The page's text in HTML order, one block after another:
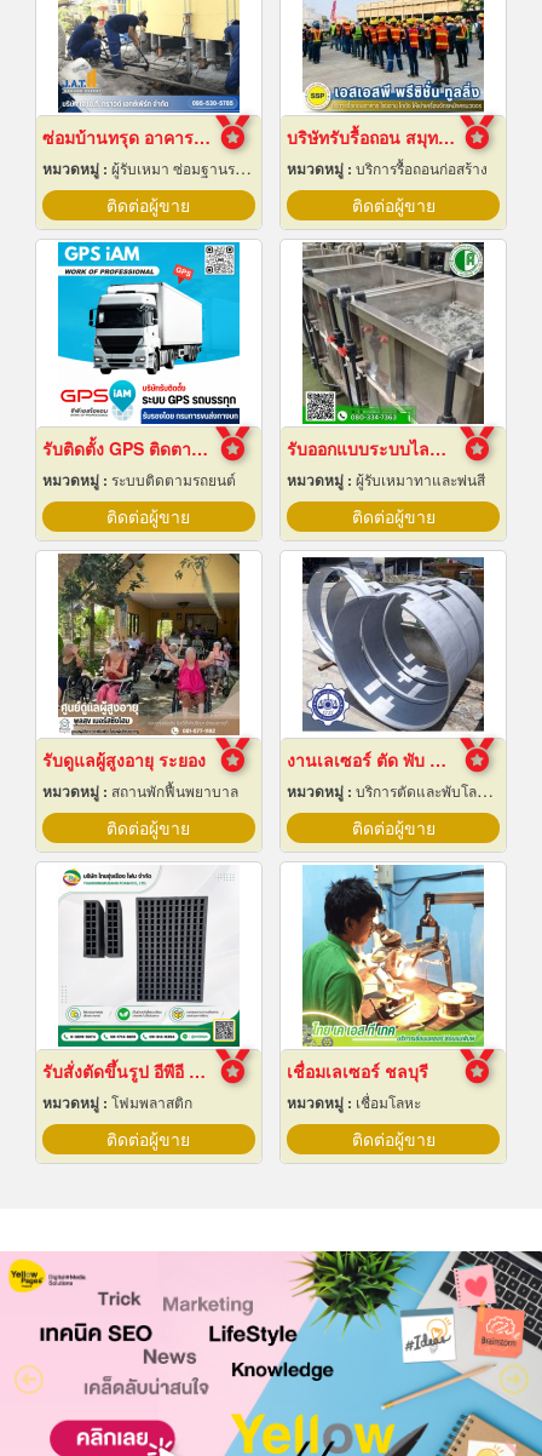
ซ่อมบ้านทรุด อาคารทรุด
หมวดหมู่ : ผู้รับเหมา ซ่อมฐานรากและโครงสร้างก่อสร้าง
ติดต่อผู้ขาย
บริษัทรับรื้อถอน สมุทรปราการ
หมวดหมู่ : บริการรื้อถอนก่อสร้าง
ติดต่อผู้ขาย
รับติดตั้ง GPS ติดตามรถบรรทุก
หมวดหมู่ : ระบบติดตามรถยนต์
ติดต่อผู้ขาย
รับออกแบบระบบไลน์ชุบชิ้นงานอุตสาหกรรม
หมวดหมู่ : ผู้รับเหมาทาและพ่นสี
ติดต่อผู้ขาย
รับดูแลผู้สูงอายุ ระยอง
หมวดหมู่ : สถานพักฟื้นพยาบาล
ติดต่อผู้ขาย
งานเลเซอร์ ตัด พับ ม้วนโลหะ นครปฐม
หมวดหมู่ : บริการตัดและพับโลหะด้วยเลเซอร์
ติดต่อผู้ขาย
รับสั่งตัดขึ้นรูป อีพีอี โฟม ไดคัท
หมวดหมู่ : โฟมพลาสติก
ติดต่อผู้ขาย
เชื่อมเลเซอร์ ชลบุรี
หมวดหมู่ : เชื่อมโลหะ
ติดต่อผู้ขาย